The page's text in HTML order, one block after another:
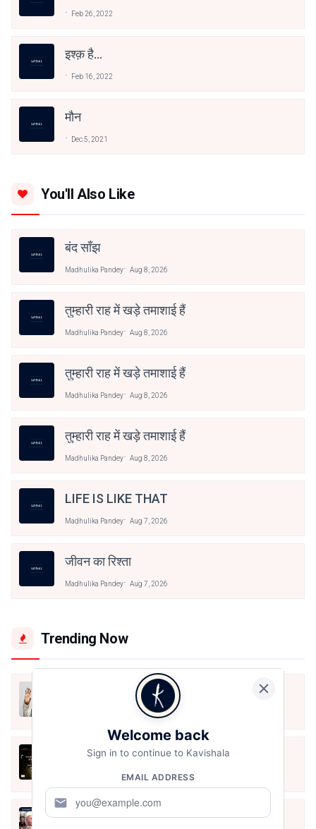
Feb 26, 2022
इश्क़ है...
Feb 16, 2022
मौन
Dec 5, 2021
You'll Also Like
बंद साँझ
Madhulika Pandey Aug 8, 2026
तुम्हारी राह में खड़े तमाशाई हैं
Madhulika Pandey Aug 8, 2026
तुम्हारी राह में खड़े तमाशाई हैं
Madhulika Pandey Aug 8, 2026
तुम्हारी राह में खड़े तमाशाई हैं
Madhulika Pandey Aug 8, 2026
LIFE IS LIKE THAT
Madhulika Pandey Aug 7, 2026
जीवन का रिश्ता
Madhulika Pandey Aug 7, 2026
Trending Now
मैं शून्य पे सवार हूँ
अंतिम ऊँचाई - कुँवर नारायण | Stay Home
10 Greatest Hindi Poets Of India
Welcome back
Sign in to continue to Kavishala
EMAIL ADDRESS
mail